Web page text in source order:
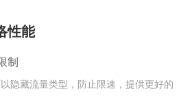
性能
制
隐藏流量类型，防止限速，提供更好的